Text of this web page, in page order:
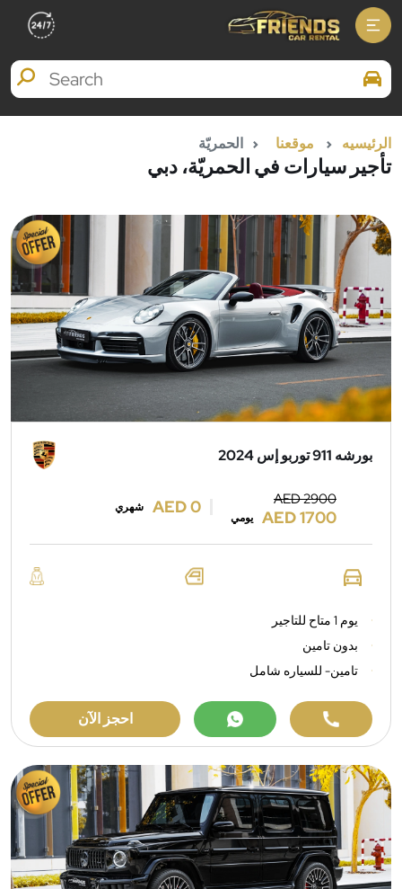
Search Brands
الرئيسيه موقعنا الحمريّة
تأجير سيارات في الحمريّة، دبي
بورشه 911 توربو إس 2024
AED 2900
AED 1700 يومي
AED 0 شهري
يوم 1 متاح للتاجير
بدون تامين
تامين- للسياره شامل
احجز الآن